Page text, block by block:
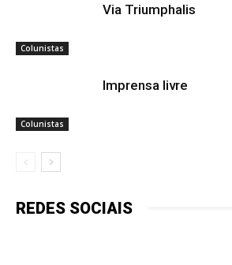
Colunistas
Via Triumphalis
Colunistas
Imprensa livre
REDES SOCIAIS